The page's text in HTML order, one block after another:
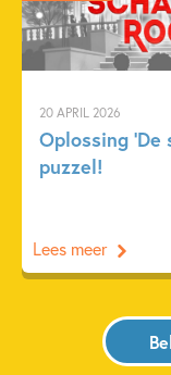
20 APRIL 2026
Oplossing ‘De
puzzel!
Lees meer